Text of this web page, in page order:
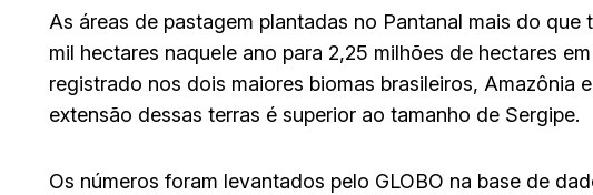
As áreas de pastagem plantadas no Pantanal mais do
mil hectares naquele ano para 2,25 milhões de hectares
registrado nos dois maiores biomas brasileiros, Amazônia
extensão dessas terras é superior ao tamanho de Sergipe.
Os números foram levantados pelo GLOBO na base de